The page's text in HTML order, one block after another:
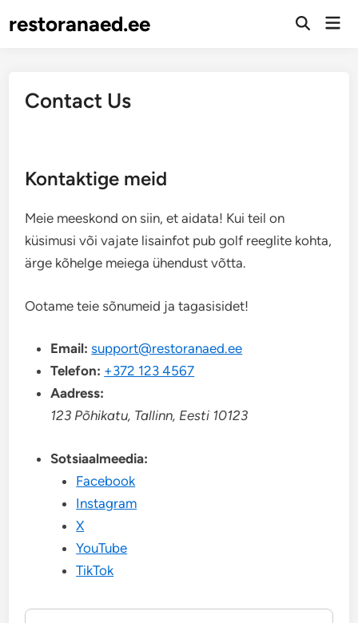
torestoranaed.ee
Open
Contact Us
Kontaktige meid
Meie meeskond on siin, et aidata! Kui teil on
küsimusi või vajate lisainfot pub golf reeglite kohta,
ärge kõhelge meiega ühendust võtta.
Ootame teie sõnumeid ja tagasisidet!
Email: support@restoranaed.ee
Telefon: +372 123 4567
Aadress:
123 Põhikatu, Tallinn, Eesti 10123
Sotsiaalmeedia:
Facebook
Instagram
X
YouTube
TikTok